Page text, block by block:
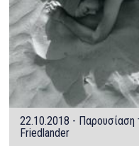
22.10.2018 -
Friedlander